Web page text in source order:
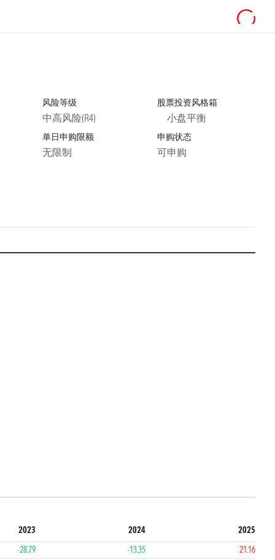
风险等级
中高风险(R4)
股票投资风格箱
小盘平衡
单日申购限额
无限制
申购状态
可申购
2023 2024
2025
-28.79 -13.35
21.16